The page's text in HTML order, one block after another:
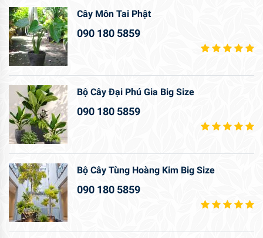
Cây Môn Tai Phật
090 180 5859
Bộ Cây Đại Phú Gia Big Size
090 180 5859
Bộ Cây Tùng Hoàng Kim Big Size
090 180 5859